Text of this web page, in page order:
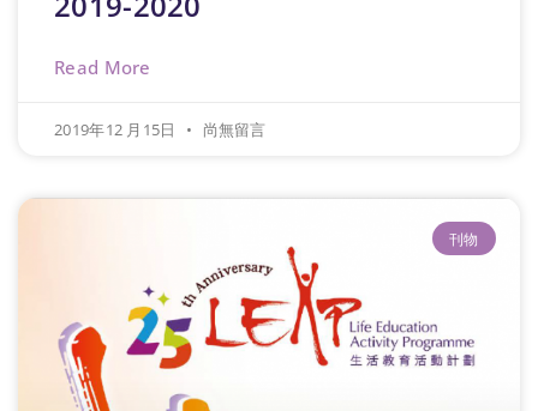
Read More
2019年12 月15日 尚無留言
刊物